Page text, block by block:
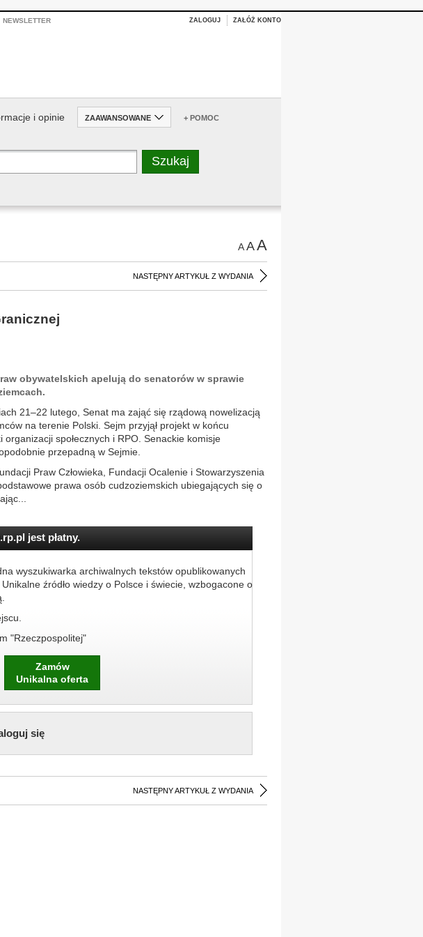
NEWSLETTER ZALOGUJ ZAŁÓŻ KONTO
i opinie ZAAWANSOWANE + POMOC
AAA
NASTĘPNY ARTYKUŁ Z WYDANIA
obywatelskich apelują do senatorów w sprawie
21–22 lutego, Senat ma zająć się rządową nowelizacją
na terenie Polski. Sejm przyjął projekt w końcu
społecznych i RPO. Senackie komisje
przepadną w Sejmie.
Praw Człowieka, Fundacji Ocalenie i Stowarzyszenia
prawa osób cudzoziemskich ubiegających się o
jest płatny.
wyszukiwarka archiwalnych tekstów opublikowanych
źródło wiedzy o Polsce i świecie, wzbogacone o
"Rzeczpospolitej"
Zamów
Unikalna oferta
się
NASTĘPNY ARTYKUŁ Z WYDANIA